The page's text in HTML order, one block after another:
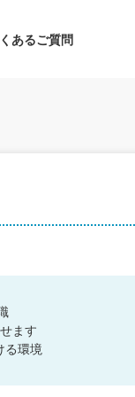
あるご質問
ます
る環境